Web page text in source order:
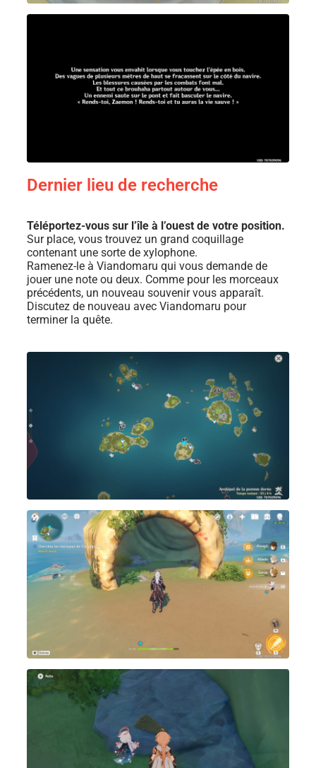
Dernier lieu de recherche
Téléportez-vous sur l’île à l’ouest de votre position.
Sur place, vous trouvez un grand coquillage
contenant une sorte de xylophone.
Ramenez-le à Viandomaru qui vous demande de
jouer une note ou deux. Comme pour les morceaux
précédents, un nouveau souvenir vous apparaît.
Discutez de nouveau avec Viandomaru pour
terminer la quête.